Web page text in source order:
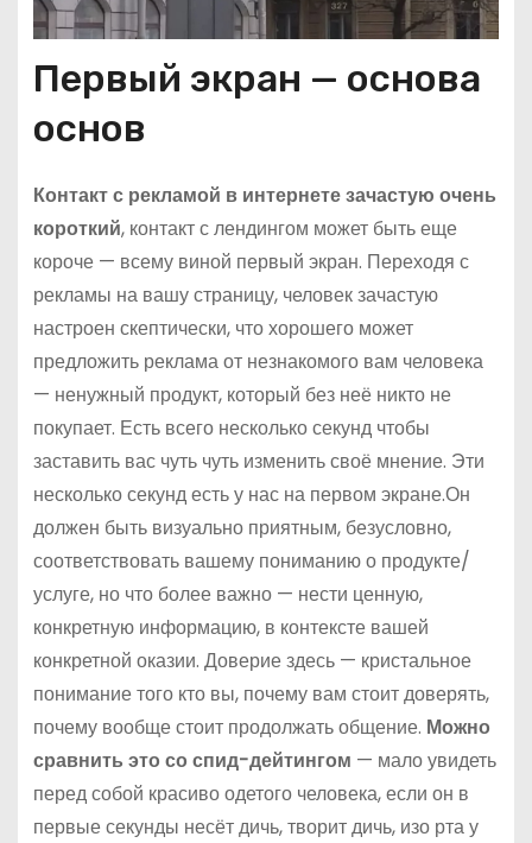
Первый экран — основа
основ
Контакт с рекламой в интернете зачастую очень
короткий, контакт с лендингом может быть еще
короче — всему виной первый экран. Переходя с
рекламы на вашу страницу, человек зачастую
настроен скептически, что хорошего может
предложить реклама от незнакомого вам человека
— ненужный продукт, который без неё никто не
покупает. Есть всего несколько секунд чтобы
заставить вас чуть чуть изменить своё мнение. Эти
несколько секунд есть у нас на первом экране.Он
должен быть визуально приятным, безусловно,
соответствовать вашему пониманию о продукте/
услуге, но что более важно — нести ценную,
конкретную информацию, в контексте вашей
конкретной оказии. Доверие здесь — кристальное
понимание того кто вы, почему вам стоит доверять,
почему вообще стоит продолжать общение. Можно
сравнить это со спид-дейтингом — мало увидеть
перед собой красиво одетого человека, если он в
первые секунды несёт дичь, творит дичь, изо рта у